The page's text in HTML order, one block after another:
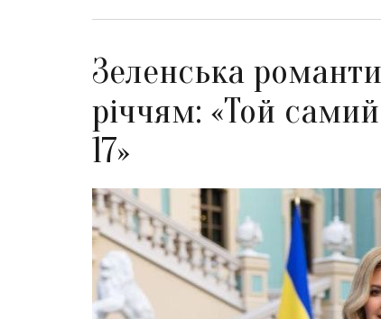
Зеленська
річчям: «Той
17»